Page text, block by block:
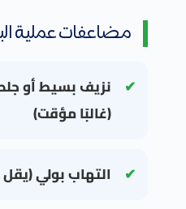
مضاعفات عملية
نزيف بسيط أو
(غالبًا مؤقت)
التهاب بولي (يقل